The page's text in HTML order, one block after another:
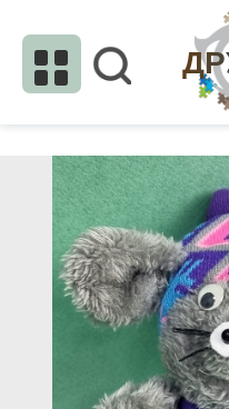
ДРУГИЕ